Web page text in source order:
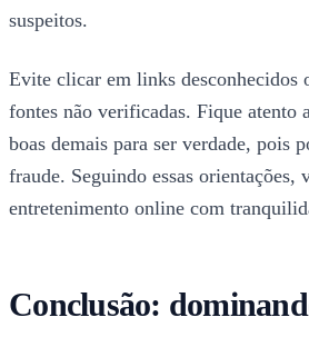
suspeitos.
Evite clicar em links desconhecidos
fontes não verificadas. Fique atento
boas demais para ser verdade, pois
fraude. Seguindo essas orientações,
entretenimento online com
Conclusão: